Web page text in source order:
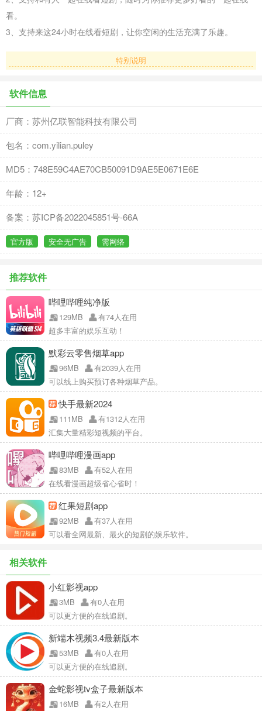
看。
3、支持来这24小时在线看短剧，让你空闲的生活充满了乐趣。
特别说明
软件信息
厂商：苏州亿联智能科技有限公司
包名：com.yilian.puley
MD5：748E59C4AE70CB50091D9AE5E0671E6E
年龄：12+
备案：苏ICP备2022045851号-66A
官方版 安全无广告 需网络
推荐软件
哔哩哔哩纯净版
129MB
有74人在用
超多丰富的娱乐互动！
默彩云零售烟草app
96MB
有2039人在用
可以线上购买预订各种烟草产品。
快手最新2024
111MB
有1312人在用
汇集大量精彩短视频的平台。
哔哩哔哩漫画app
83MB
有52人在用
在线看漫画超级省心省时！
红果短剧app
92MB
有37人在用
可以看全网最新、最火的短剧的娱乐软件。
相关软件
小红影视app
3MB
有0人在用
可以更方便的在线追剧。
新端木视频3.4最新版本
53MB
有0人在用
可以更方便的在线追剧。
金蛇影视tv盒子最新版本
16MB
有2人在用